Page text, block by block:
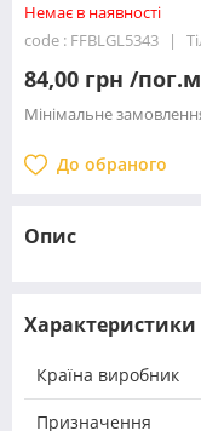
Немає в наявності
code : FFBLGL5343
84,00 грн /пог.м
Мінімальне
До обраного
Опис
Характеристики
Країна виробник
Призначення